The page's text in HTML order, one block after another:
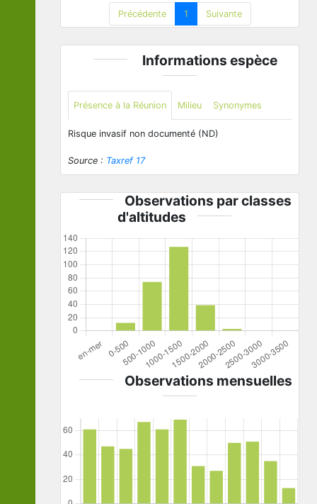
Précédente
1 Suivante
Informations espèce
Présence à la Réunion Milieu Synonymes
Risque invasif non documenté (ND)
Source : Taxref 17
Observations par classes
d'altitudes
Observations mensuelles